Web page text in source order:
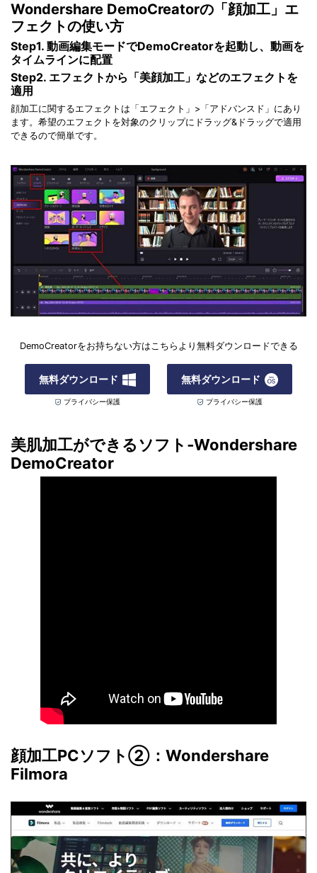
Wondershare DemoCreatorの「顔加工」エ
フェクトの使い方
Step1. 動画編集モードでDemoCreatorを起動し、動画を
タイムラインに配置
Step2. エフェクトから「美顔加工」などのエフェクトを
適用
顔加工に関するエフェクトは「エフェクト」>「アドバンスド」にあり
ます。希望のエフェクトを対象のクリップにドラッグ&ドラッグで適用
できるので簡単です。
DemoCreatorをお持ちない方はこちらより無料ダウンロードできる
無料ダウンロード
プライバシー保護
無料ダウンロード
プライバシー保護
美肌加工ができるソフト‐Wondershare
DemoCreator
顔加工PCソフト②：Wondershare
Filmora